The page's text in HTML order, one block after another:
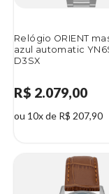
Relógio ORIENT
azul automatic
D3SX
R$ 2.079,00
ou 10x de R$ 207,90